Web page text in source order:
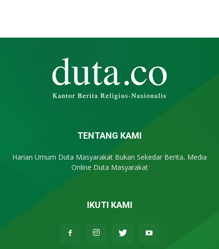
TENTANG KAMI
Harian Umum Duta Masyarakat Bukan Sekedar Berita, Media
Online Duta Masyarakat
IKUTI KAMI